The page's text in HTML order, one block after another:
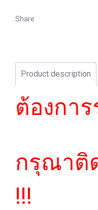
Share
Product description
ต้องกา
กรุณาติ
!!!